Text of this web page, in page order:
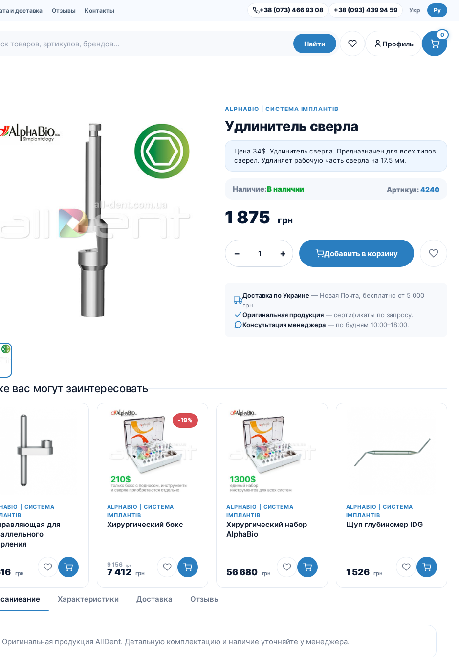
и доставка Отзывы Контакты +38 (073) 466 93 08 +38 (093) 439 94 59 Укр Ру
Про компанию UBGEN
Для пациентов
Костный материал RE-
Мембраны SHELTER
Dental Studio |
Оборудование
Найти Профиль
0
ALPHABIO | СИСТЕМА ІМПЛАНТІВ
Удлинитель сверла
Цена 34$. Удлинитель сверла. Предназначен для всех типов
сверел. Удлиняет рабочую часть сверла на 17.5 мм.
Наличие:В наличии Артикул:4240
1 875 грн
− + Добавить в корзину
Доставка по Украине — Новая Почта, бесплатно от 5 000
грн.
Оригинальная продукция — сертификаты по запросу.
Консультация менеджера — по будням 10:00–18:00.
вас могут заинтересовать
| СИСТЕМА
для
грн
-19%
ALPHABIO | СИСТЕМА
ІМПЛАНТІВ
Хирургический бокс
9 156 грн
Первоначальная
9
156
7 412 грнТекущая
412
грн.
ALPHABIO | СИСТЕМА
ІМПЛАНТІВ
Хирургический набор
AlphaBio
56 680 грн
ALPHABIO | СИСТЕМА
ІМПЛАНТІВ
Щуп глубиномер IDG
1 526 грн
Характеристики Доставка Отзывы
Оригинальная продукция AllDent. Детальную комплектацию и наличие уточняйте у менеджера.